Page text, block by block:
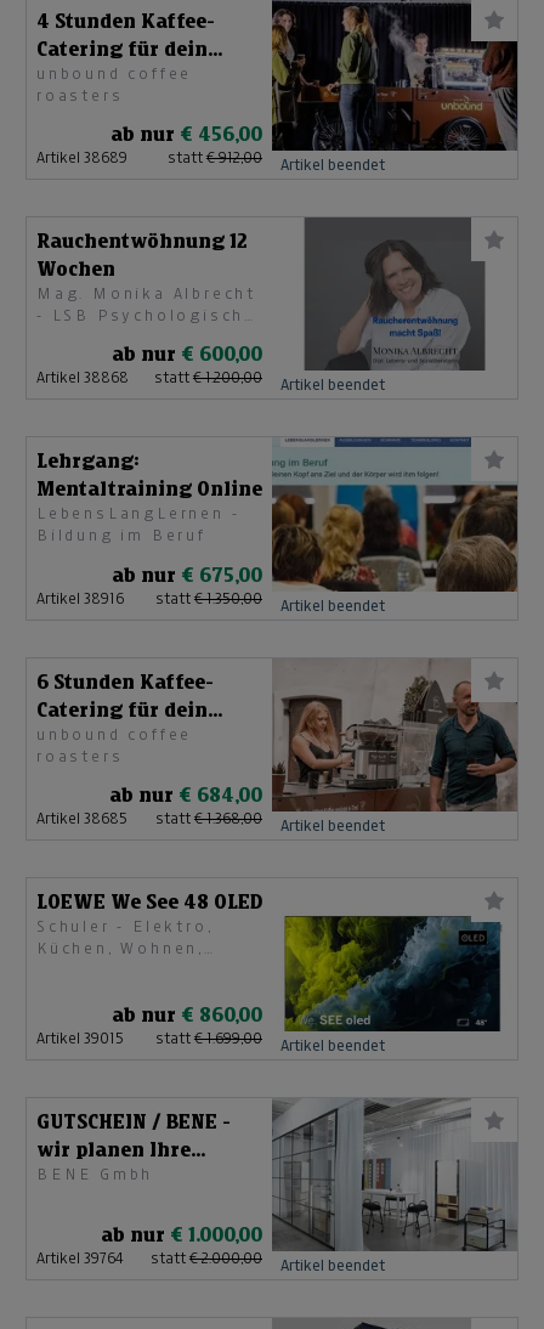
4 Stunden Kaffee-
Catering für dein
Event
unbound coffee
roasters
ab nur € 456,00
Artikel 38689 statt € 912,00 Artikel beendet
Rauchentwöhnung 12
Wochen
Mag. Monika Albrecht
- LSB Psychologische
ab nur € 600,00
Artikel 38868 statt € 1.200,00 Artikel beendet
Lehrgang:
Mentaltraining Online
LebensLangLernen -
Bildung im Beruf
ab nur € 675,00
Artikel 38916 statt € 1.350,00 Artikel beendet
6 Stunden Kaffee-
Catering für dein
Event
unbound coffee
roasters
ab nur € 684,00
Artikel 38685 statt € 1.368,00 Artikel beendet
LOEWE We See 48 OLED
Schuler - Elektro,
Küchen, Wohnen,
ab nur € 860,00
Artikel 39015 statt € 1.699,00 Artikel beendet
GUTSCHEIN / BENE -
wir planen Ihre
Arbeitswelt
BENE Gmbh
ab nur € 1.000,00
Artikel 39764 statt € 2.000,00 Artikel beendet